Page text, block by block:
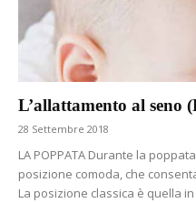
L’allattamento al seno
28 Settembre 2018
LA POPPATA Durante la
posizione comoda, che
La posizione classica è quella in